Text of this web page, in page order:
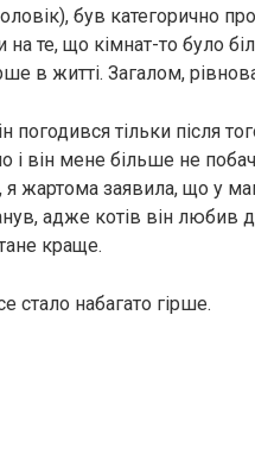
був категорично
те, що кімнат-то було
в житті. Загалом,
погодився тільки після
і він мене більше не
жартома заявила, що у
адже котів він любив
краще.
стало набагато гірше.